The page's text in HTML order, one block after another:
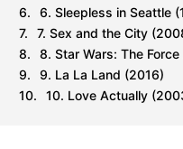
6. Sleepless in Seattle
7. Sex and the City
8. Star Wars: The
9. La La Land (2016)
10. Love Actually